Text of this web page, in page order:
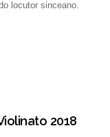
locutor sinceano.
2018